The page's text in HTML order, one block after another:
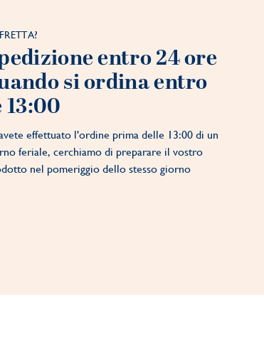
entro 24 ore
si ordina entro
13:00
effettuato l'ordine prima delle 13:00 di un
feriale, cerchiamo di preparare il vostro
nel pomeriggio dello stesso giorno